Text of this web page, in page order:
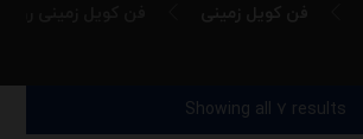
فن کویل زمینی
Showing all ۷ results